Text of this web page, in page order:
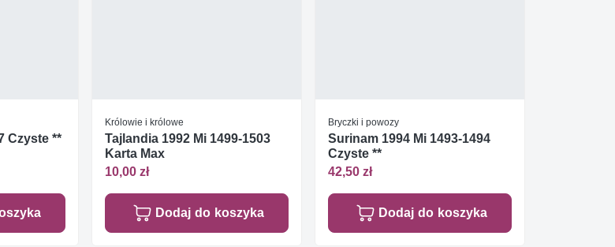
Czyste **
Królowie i królowe
Tajlandia 1992 Mi 1499-1503
Karta Max
10,00 zł
Dodaj do koszyka
Bryczki i powozy
Surinam 1994 Mi 1493-1494
Czyste **
42,50 zł
Dodaj do koszyka